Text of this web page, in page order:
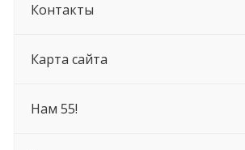
Контакты
Карта сайта
Нам 55!